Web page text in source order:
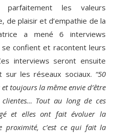
parfaitement les valeurs
de plaisir et d’empathie de la
a mené 6 interviews
confient et racontent leurs
interviews seront ensuite
les réseaux sociaux. “50
toujours la même envie d’être
Tout au long de ces
et elles ont fait évoluer la
proximité, c’est ce qui fait la